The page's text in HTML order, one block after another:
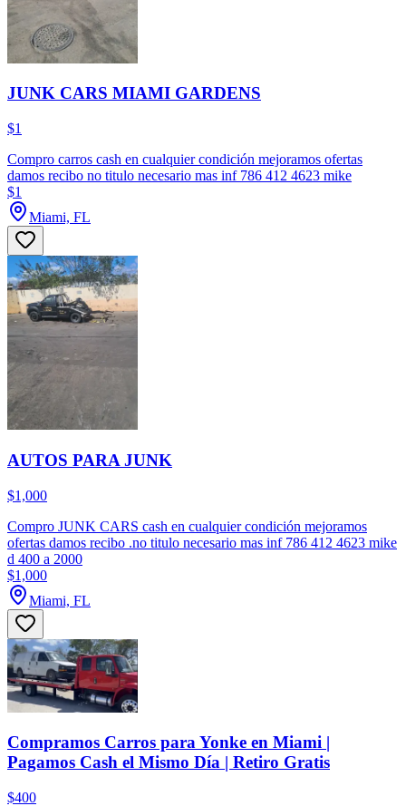
JUNK CARS MIAMI GARDENS
$1
Compro carros cash en cualquier condición mejoramos ofertas
damos recibo no titulo necesario mas inf 786 412 4623 mike
$1
Miami, FL
AUTOS PARA JUNK
$1,000
Compro JUNK CARS cash en cualquier condición mejoramos
ofertas damos recibo .no titulo necesario mas inf 786 412 4623 mike
d 400 a 2000
$1,000
Miami, FL
Compramos Carros para Yonke en Miami |
Pagamos Cash el Mismo Día | Retiro Gratis
$400